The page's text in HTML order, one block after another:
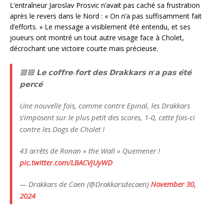
L’entraîneur Jaroslav Prosvic n’avait pas caché sa frustration
après le revers dans le Nord : « On n’a pas suffisamment fait
d’efforts. » Le message a visiblement été entendu, et ses
joueurs ont montré un tout autre visage face à Cholet,
décrochant une victoire courte mais précieuse.
🟥🟦 𝗟𝗲 𝗰𝗼𝗳𝗳𝗿𝗲-𝗳𝗼𝗿𝘁 𝗱𝗲𝘀 𝗗𝗿𝗮𝗸𝗸𝗮𝗿𝘀 𝗻’𝗮 𝗽𝗮𝘀 𝗲́𝘁𝗲́
𝗽𝗲𝗿𝗰𝗲́
Une nouvelle fois, comme contre Epinal, les Drakkars
s’imposent sur le plus petit des scores, 1-0, cette fois-ci
contre les Dogs de Cholet !
43 arrêts de Ronan « the Wall » Quemener !
pic.twitter.com/LBACVjUyWD
— Drakkars de Caen (@Drakkarsdecaen) November 30,
2024